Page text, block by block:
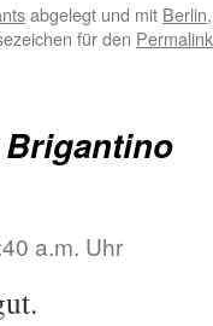
abgelegt und mit Berlin
für den Permalink
Brigantino
a.m. Uhr